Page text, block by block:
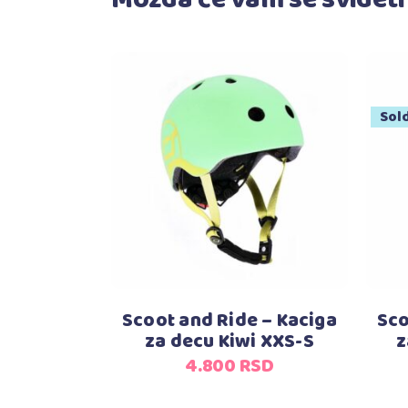
Dodaj u korpu
Scoot and Ride – Kaciga
za decu Kiwi XXS-S
4.800RSD